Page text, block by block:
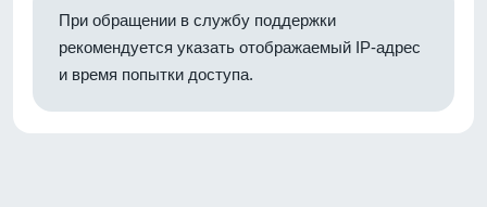
При обращении в службу поддержки
рекомендуется указать отображаемый IP-адрес
и время попытки доступа.